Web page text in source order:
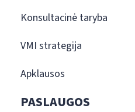
Konsultacinė taryba
VMI strategija
Apklausos
PASLAUGOS